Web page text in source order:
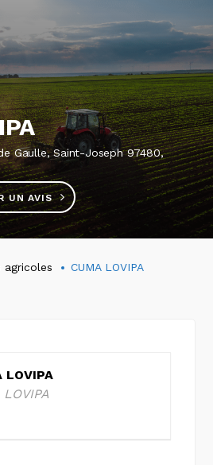
Gaulle, Saint-Joseph 97480,
UN AVIS
agricoles CUMA LOVIPA
LOVIPA
LOVIPA